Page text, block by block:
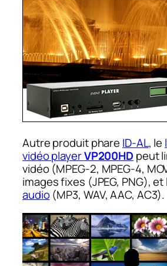
Autre produit phare ID-AL, le
vidéo playerVP200HD peut
vidéo (MPEG-2, MPEG-4,
images fixes (JPEG, PNG),
audio(MP3, WAV, AAC, AC3).